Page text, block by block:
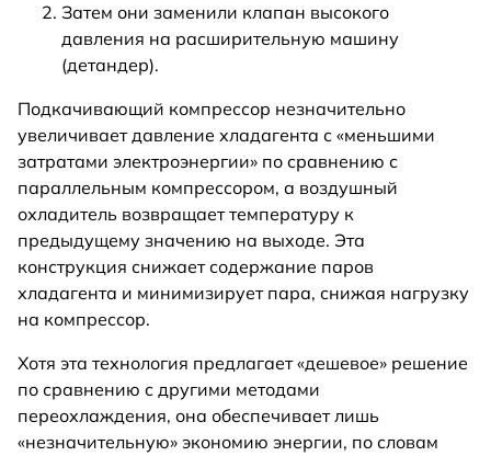
Затем они заменили клапан высокого
давления на расширительную машину
(детандер).
Подкачивающий компрессор незначительно
увеличивает давление хладагента с «меньшими
затратами электроэнергии» по сравнению с
параллельным компрессором, а воздушный
охладитель возвращает температуру к
предыдущему значению на выходе. Эта
конструкция снижает содержание паров
хладагента и минимизирует пара, снижая нагрузку
на компрессор.
Хотя эта технология предлагает «дешевое» решение
по сравнению с другими методами
переохлаждения, она обеспечивает лишь
«незначительную» экономию энергии, по словам